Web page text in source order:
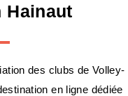
Hainaut
des clubs de Volley-
en ligne dédiée